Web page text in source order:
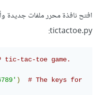
افتح نافذة محرر ملفات جديدة
tictactoe.py:
tic-tac-toe game.
)
# The keys for